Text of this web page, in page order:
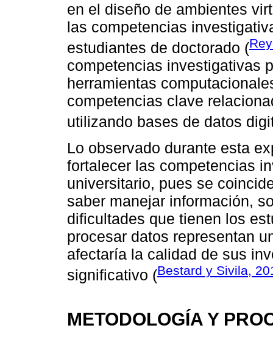
en el diseño de ambientes
las competencias
estudiantes de doctorado (
competencias investigativas
herramientas
competencias clave
utilizando bases de datos
Lo observado durante esta
fortalecer las competencias
universitario, pues se
saber manejar información,
dificultades que tienen los
procesar datos representan
afectaría la calidad de sus
significativo (Bestard y Sivila,
METODOLOGÍA Y